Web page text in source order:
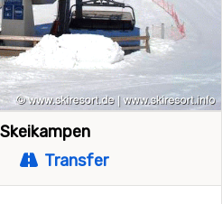
Transfer